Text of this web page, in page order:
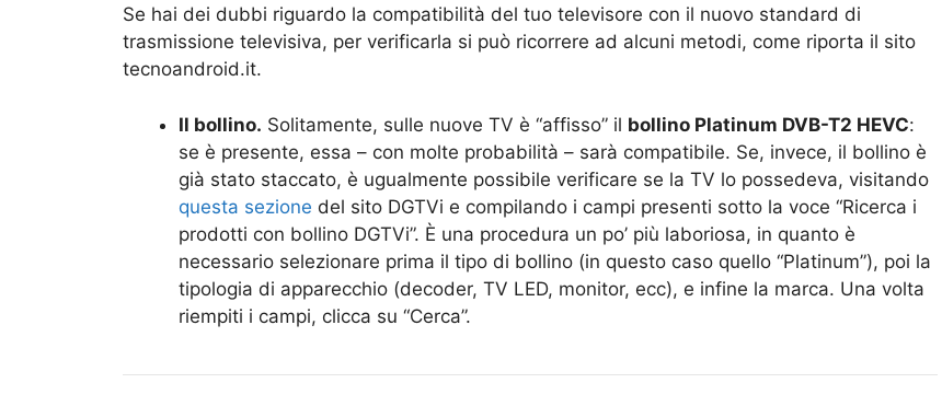
Se hai dei dubbi riguardo la compatibilità del tuo televisore con il nuovo standard di
trasmissione televisiva, per verificarla si può ricorrere ad alcuni metodi, come riporta il sito
tecnoandroid.it.
Il bollino. Solitamente, sulle nuove TV è “affisso” il bollino Platinum DVB-T2 HEVC:
se è presente, essa – con molte probabilità – sarà compatibile. Se, invece, il bollino è
già stato staccato, è ugualmente possibile verificare se la TV lo possedeva, visitando
questa sezione del sito DGTVi e compilando i campi presenti sotto la voce “Ricerca i
prodotti con bollino DGTVi”. È una procedura un po’ più laboriosa, in quanto è
necessario selezionare prima il tipo di bollino (in questo caso quello “Platinum”), poi la
tipologia di apparecchio (decoder, TV LED, monitor, ecc), e infine la marca. Una volta
riempiti i campi, clicca su “Cerca”.